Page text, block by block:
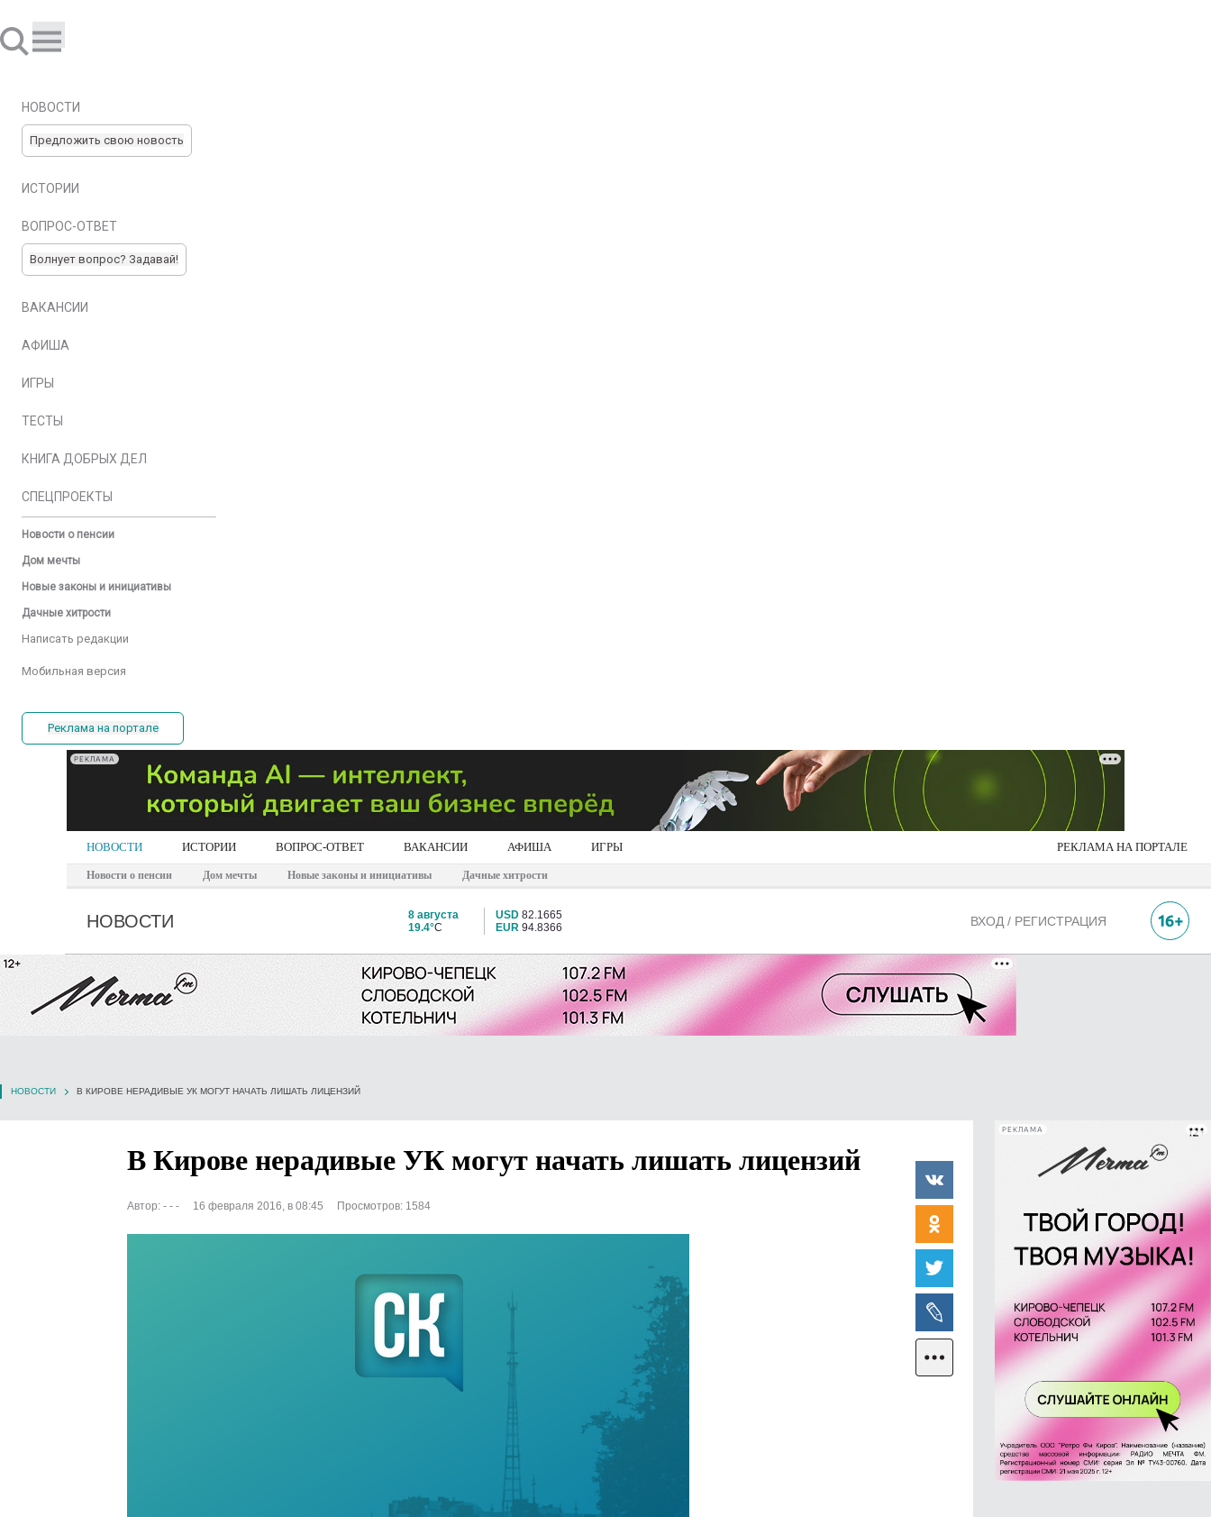
НОВОСТИ
Предложить свою новость
ИСТОРИИ
ВОПРОС-ОТВЕТ
Волнует вопрос? Задавай!
ВАКАНСИИ
АФИША
ИГРЫ
ТЕСТЫ
КНИГА ДОБРЫХ ДЕЛ
СПЕЦПРОЕКТЫ
Новости о пенсии
Дом мечты
Новые законы и инициативы
Дачные хитрости
Написать редакции
Мобильная версия
Реклама на портале
РЕКЛАМА
НОВОСТИ ИСТОРИИ ВОПРОС-ОТВЕТ ВАКАНСИИ АФИША ИГРЫ РЕКЛАМА НА ПОРТАЛЕ
Новости о пенсии Дом мечты Новые законы и инициативы Дачные хитрости
НОВОСТИ
8 августа
19.4°C
USD 82.1665
EUR 94.8366 ВХОД / РЕГИСТРАЦИЯ
НОВОСТИ В КИРОВЕ НЕРАДИВЫЕ УК МОГУТ НАЧАТЬ ЛИШАТЬ ЛИЦЕНЗИЙ
В Кирове нерадивые УК могут начать лишать лицензий
Автор: - - - 16 февраля 2016, в 08:45 Просмотров: 1584
РЕКЛАМА